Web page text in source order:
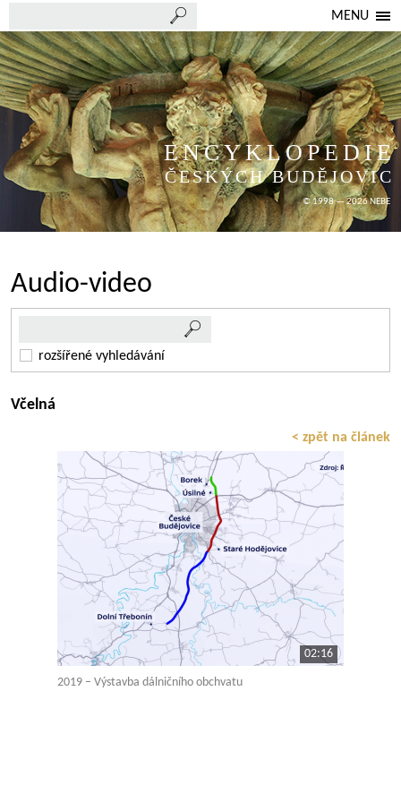
MENU
ENCYKLOPEDIE
ČESKÝCH BUDĚJOVIC
© 1998 — 2026 NEBE
Audio-video
rozšířené vyhledávání
Včelná
< zpět na článek
02:16
2019 – Výstavba dálničního obchvatu